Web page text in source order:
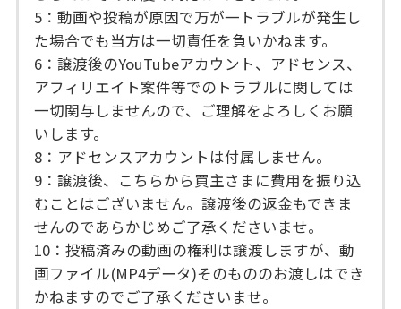
5：動画や投稿が原因で万が一トラブルが発生し
た場合でも当方は一切責任を負いかねます。
6：譲渡後のYouTubeアカウント、アドセンス、
アフィリエイト案件等でのトラブルに関しては
一切関与しませんので、ご理解をよろしくお願
いします。
8：アドセンスアカウントは付属しません。
9：譲渡後、こちらから買主さまに費用を振り込
むことはございません。譲渡後の返金もできま
せんのであらかじめご了承くださいませ。
10：投稿済みの動画の権利は譲渡しますが、動
画ファイル(MP4データ)そのもののお渡しはでき
かねますのでご了承くださいませ。